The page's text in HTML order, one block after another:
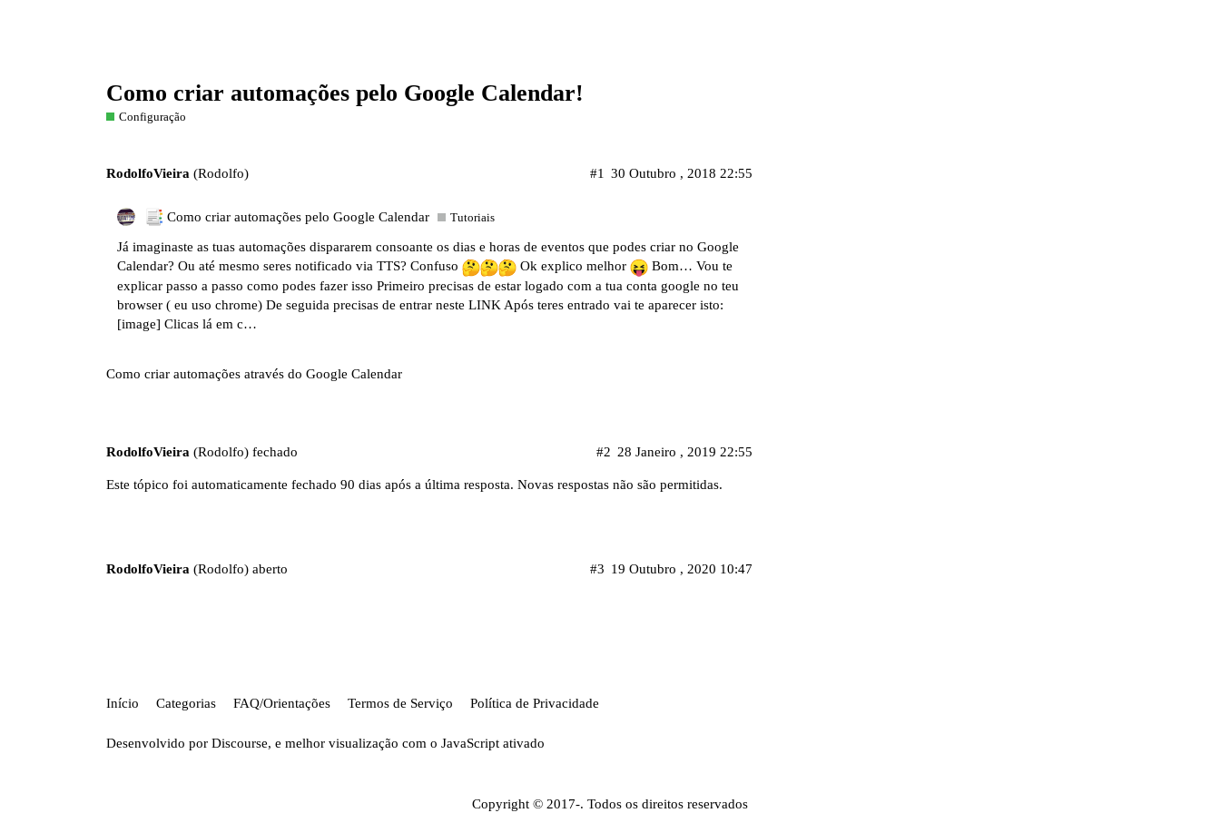
Como criar automações pelo Google Calendar!
Configuração
RodolfoVieira (Rodolfo) 30 Outubro , 2018 22:55
#1
Como criar automações pelo Google Calendar Tutoriais
Já imaginaste as tuas automações dispararem consoante os dias e horas de eventos que podes criar no Google
Calendar? Ou até mesmo seres notificado via TTS? Confuso
Ok explico melhor
Bom… Vou te
explicar passo a passo como podes fazer isso Primeiro precisas de estar logado com a tua conta google no teu
browser ( eu uso chrome) De seguida precisas de entrar neste LINK Após teres entrado vai te aparecer isto:
[image] Clicas lá em c…
Como criar automações através do Google Calendar
RodolfoVieira (Rodolfo) fechado 28 Janeiro , 2019 22:55
#2
Este tópico foi automaticamente fechado 90 dias após a última resposta. Novas respostas não são permitidas.
RodolfoVieira (Rodolfo) aberto 19 Outubro , 2020 10:47
#3
Início Categorias FAQ/Orientações Termos de Serviço Política de Privacidade
Desenvolvido por Discourse, e melhor visualização com o JavaScript ativado
Copyright © 2017-. Todos os direitos reservados